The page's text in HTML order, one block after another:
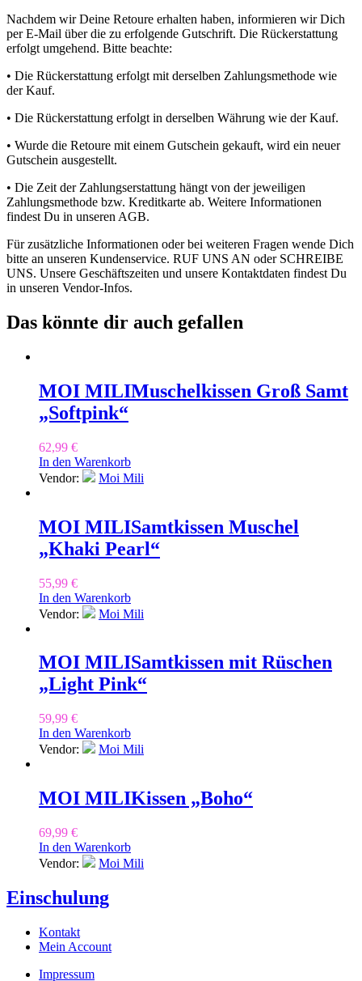
Nachdem wir Deine Retoure erhalten haben, informieren wir Dich
per E-Mail über die zu erfolgende Gutschrift. Die Rückerstattung
erfolgt umgehend. Bitte beachte:
• Die Rückerstattung erfolgt mit derselben Zahlungsmethode wie
der Kauf.
• Die Rückerstattung erfolgt in derselben Währung wie der Kauf.
• Wurde die Retoure mit einem Gutschein gekauft, wird ein neuer
Gutschein ausgestellt.
• Die Zeit der Zahlungserstattung hängt von der jeweiligen
Zahlungsmethode bzw. Kreditkarte ab. Weitere Informationen
findest Du in unseren AGB.
Für zusätzliche Informationen oder bei weiteren Fragen wende Dich
bitte an unseren Kundenservice. RUF UNS AN oder SCHREIBE
UNS. Unsere Geschäftszeiten und unsere Kontaktdaten findest Du
in unseren Vendor-Infos.
Das könnte dir auch gefallen
MOI MILIMuschelkissen Groß Samt
„Softpink“
62,99 €
In den Warenkorb
Vendor:
Moi Mili
MOI MILISamtkissen Muschel
„Khaki Pearl“
55,99 €
In den Warenkorb
Vendor:
Moi Mili
MOI MILISamtkissen mit Rüschen
„Light Pink“
59,99 €
In den Warenkorb
Vendor:
Moi Mili
MOI MILIKissen „Boho“
69,99 €
In den Warenkorb
Vendor:
Moi Mili
Einschulung
Kontakt
Mein Account
Impressum